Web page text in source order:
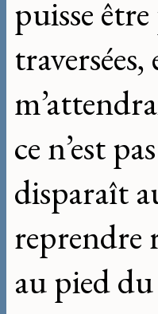
puisse
ce n’est
disparaît
reprendre
au pied